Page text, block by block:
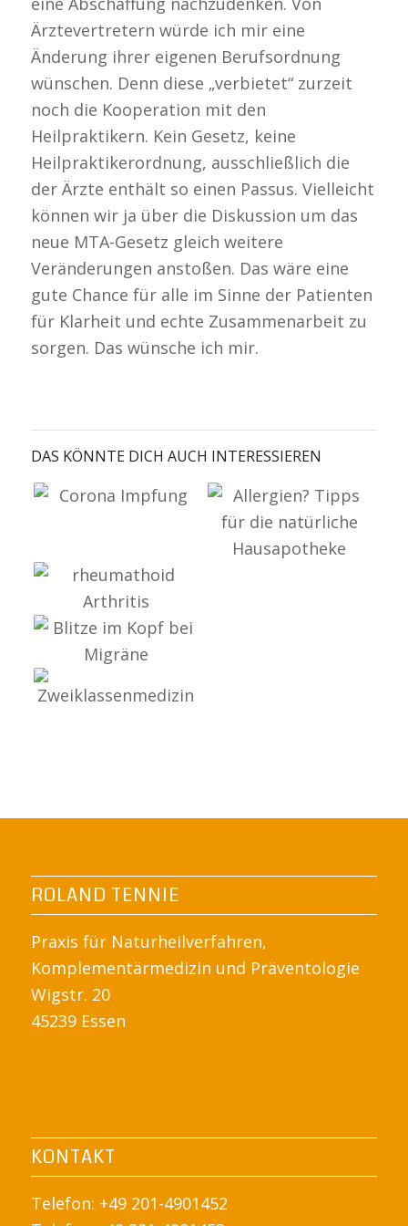
Ärztevertretern würde ich mir eine
Änderung ihrer eigenen Berufsordnung
wünschen. Denn diese „verbietet“ zurzeit
noch die Kooperation mit den
Heilpraktikern. Kein Gesetz, keine
Heilpraktikerordnung, ausschließlich die
der Ärzte enthält so einen Passus. Vielleicht
können wir ja über die Diskussion um das
neue MTA-Gesetz gleich weitere
Veränderungen anstoßen. Das wäre eine
gute Chance für alle im Sinne der Patienten
für Klarheit und echte Zusammenarbeit zu
sorgen. Das wünsche ich mir.
DAS KÖNNTE DICH AUCH INTERESSIEREN
ROLAND TENNIE
Praxis für Naturheilverfahren,
Komplementärmedizin und Präventologie
Wigstr. 20
45239 Essen
KONTAKT
Telefon: +49 201-4901452